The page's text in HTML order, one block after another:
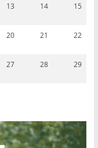
13 14 15
20 21 22
27 28 29